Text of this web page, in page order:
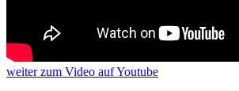
weiterzum Video auf Youtube